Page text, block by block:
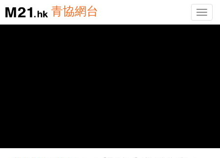
Toggle
青協網台